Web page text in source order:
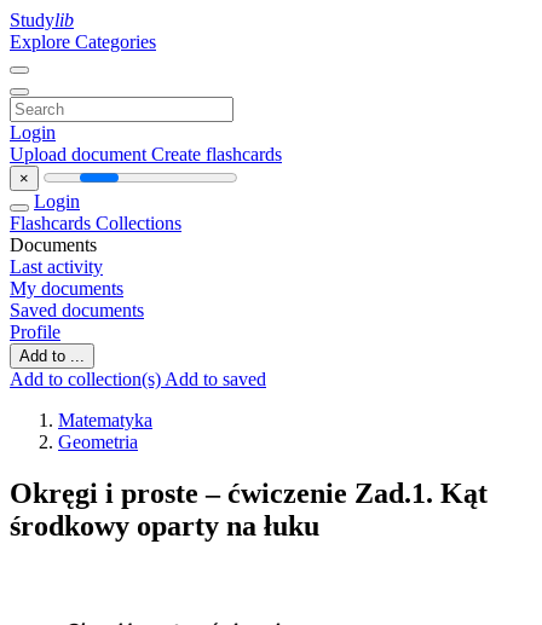
Studylib
Explore Categories
Login
Upload document Create flashcards
×
Login
Flashcards Collections
Documents
Last activity
My documents
Saved documents
Profile
Add to ...
Add to collection(s) Add to saved
Matematyka
Geometria
Okręgi i proste – ćwiczenie Zad.1. Kąt
środkowy oparty na łuku